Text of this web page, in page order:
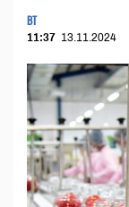
BT
11:37 13.11.2024